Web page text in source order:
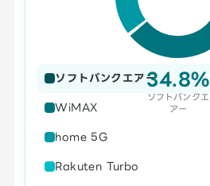
34.8%
ソフトバンクエ
アー
ソフトバンクエアー
WiMAX
home 5G
Rakuten Turbo